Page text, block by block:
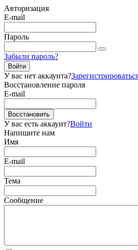
Авторизация
E-mail
Пароль
Забыли пароль?
Войти
У вас нет аккаунта?
Восстановление пароля
E-mail
Восстановить
У вас есть аккаунт?Войти
Напишите нам
Имя
E-mail
Тема
Сообщение